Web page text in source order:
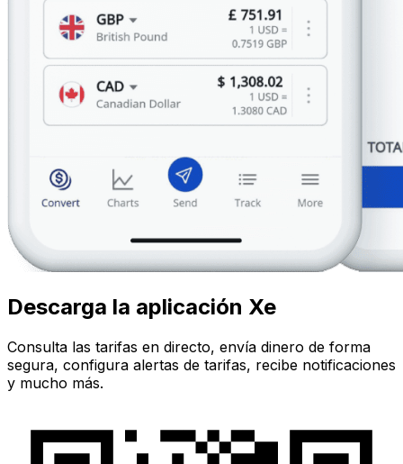
Descarga la aplicación Xe
Consulta las tarifas en directo, envía dinero de forma
segura, configura alertas de tarifas, recibe notificaciones
y mucho más.